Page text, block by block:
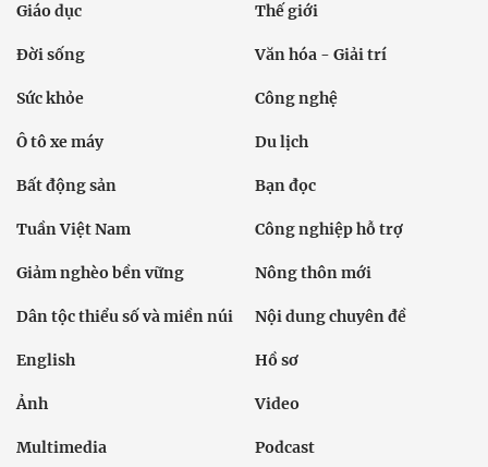
Giáo dục Thế giới
Đời sống Văn hóa - Giải trí
Sức khỏe Công nghệ
Ô tô xe máy Du lịch
Bất động sản Bạn đọc
Tuần Việt Nam Công nghiệp hỗ trợ
Giảm nghèo bền vững Nông thôn mới
Dân tộc thiểu số và miền núi Nội dung chuyên đề
English Hồ sơ
Ảnh Video
Multimedia Podcast